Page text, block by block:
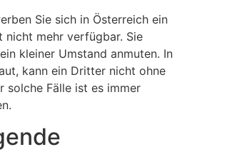
Sie sich in Österreich ein
nicht mehr verfügbar. Sie
kleiner Umstand anmuten. In
kann ein Dritter nicht ohne
solche Fälle ist es immer